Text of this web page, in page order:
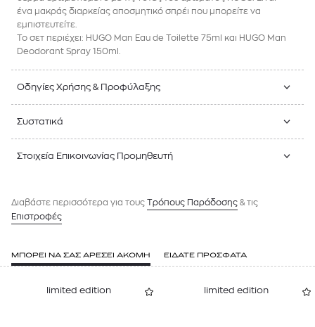
ένα μακράς διαρκείας αποσμητικό σπρέι που μπορείτε να
εμπιστευτείτε.
Το σετ περιέχει: HUGO Man Eau de Toilette 75ml και HUGO Man
Deodorant Spray 150ml.
Οδηγίες Χρήσης & Προφύλαξης
Συστατικά
Στοιχεία Επικοινωνίας Προμηθευτή
Διαβάστε περισσότερα για τους Tρόπους Παράδοσης & τις
Επιστροφές
ΜΠΟΡΕΙ ΝΑ ΣΑΣ ΑΡΕΣΕΙ ΑΚΟΜΗ ΕΙΔΑΤΕ ΠΡΟΣΦΑΤΑ
limited edition limited edition